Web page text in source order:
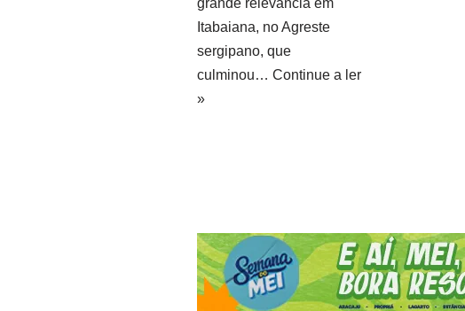
grande relevância em
Itabaiana, no Agreste
sergipano, que
culminou… Continue a ler
»